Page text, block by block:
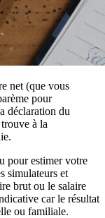
net (que vous
pour
déclaration du
à la
pour estimer votre
simulateurs et
brut ou le salaire
car le résultat
ou familiale.